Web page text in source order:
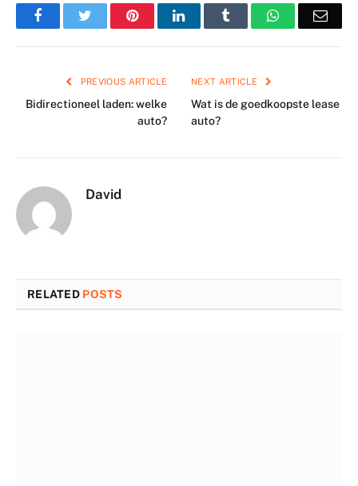
FacebookTwitter PinterestLinkedIn Tumblr WhatsApp
PREVIOUS ARTICLE
Bidirectioneel laden: welke
auto?
NEXT ARTICLE
Wat is de goedkoopste lease
auto?
David
RELATED POSTS